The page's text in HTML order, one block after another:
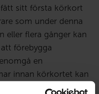
sitt första körkort
som under denna
eller flera gånger kan
förebygga
en
innan körkortet kan